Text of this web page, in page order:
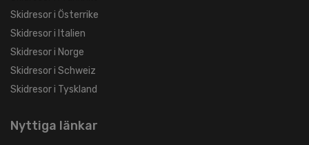
Skidresor i Österrike
Skidresor i Italien
Skidresor i Norge
Skidresor i Schweiz
Skidresor i Tyskland
Nyttiga länkar